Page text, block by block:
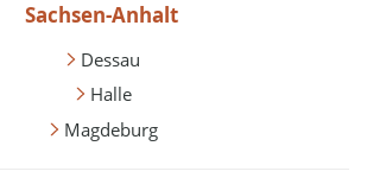
Sachsen-Anhalt
Dessau
Halle
Magdeburg